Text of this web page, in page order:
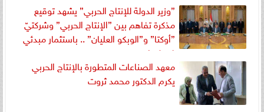
”وزير الدولة للإنتاج الحربي” يشهد توقيع
مذكرة تفاهم بين ”الإنتاج الحربي” وشركتيّ
”أوكتا” و”الوبكو العليان” .. باستثمار مبدئي
(٥٠٠) مليون جنيه
معهد الصناعات المتطورة بالإنتاج الحربي
يكرم الدكتور محمد ثروت